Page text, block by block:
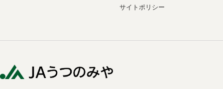
サイトポリシー